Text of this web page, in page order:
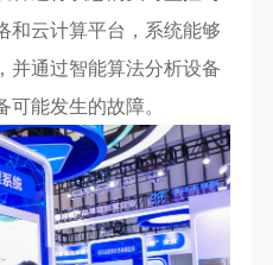
和云计算平台，系统能够
并通过智能算法分析设备
能发生的故障。